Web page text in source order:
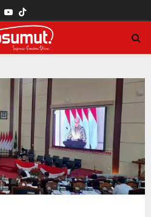
YOUTUBE